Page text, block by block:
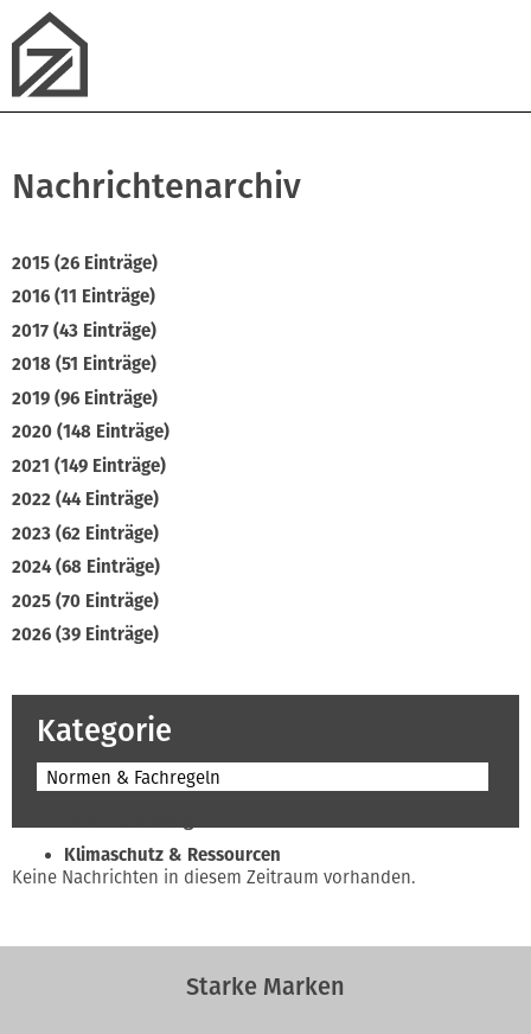
Nachrichtenarchiv
2015 (26 Einträge)
2016 (11 Einträge)
2017 (43 Einträge)
2018 (51 Einträge)
2019 (96 Einträge)
2020 (148 Einträge)
2021 (149 Einträge)
2022 (44 Einträge)
2023 (62 Einträge)
2024 (68 Einträge)
2025 (70 Einträge)
2026 (39 Einträge)
Kategorie
Normen & Fachregeln
Klimaschutz & Ressourcen
Normen & Fachregeln
Soziales & Tarifpolitik
Keine Nachrichten in diesem Zeitraum vorhanden.
Starke Marken